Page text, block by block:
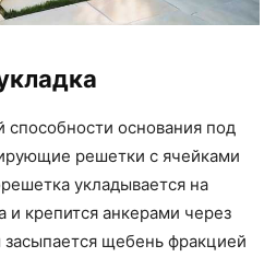
основания под
решетки с ячейками
укладывается на
и крепится анкерами через
щебень фракцией